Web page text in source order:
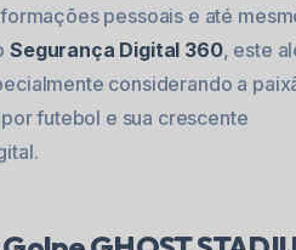
pessoais e até
Segurança Digital 360, este
considerando a
futebol e sua crescente